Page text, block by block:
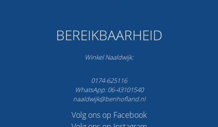
BEREIKBAARHEID
Winkel Naaldwijk:
0174-625116
WhatsApp: 06-43101540
naaldwijk@benhofland.nl
Volg ons op Facebook